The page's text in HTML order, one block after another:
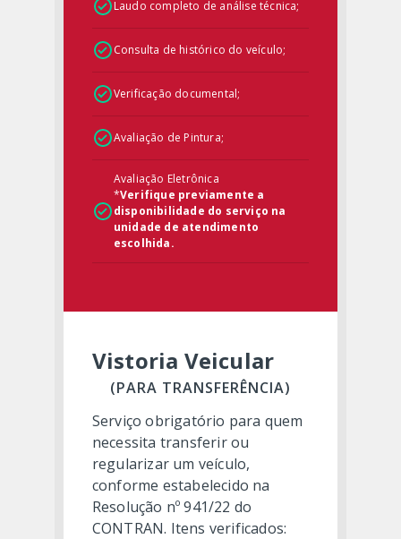
Laudo completo de análise técnica;
Consulta de histórico do veículo;
Verificação documental;
Avaliação de Pintura;
Avaliação Eletrônica
*Verifique previamente a
disponibilidade do serviço na
unidade de atendimento
escolhida.
Vistoria Veicular
(PARA TRANSFERÊNCIA)
Serviço obrigatório para quem
necessita transferir ou
regularizar um veículo,
conforme estabelecido na
Resolução nº 941/22 do
CONTRAN. Itens verificados: